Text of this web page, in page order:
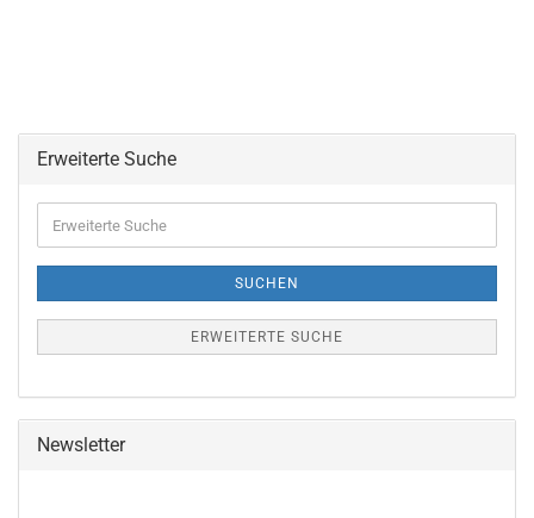
Erweiterte Suche
Suche
SUCHEN
ERWEITERTE SUCHE
Newsletter